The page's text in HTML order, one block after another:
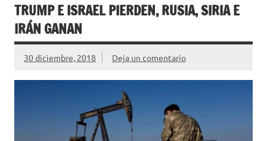
TRUMP E ISRAEL PIERDEN, RUSIA, SIRIA E
IRÁN GANAN
30 diciembre, 2018 Deja un comentario